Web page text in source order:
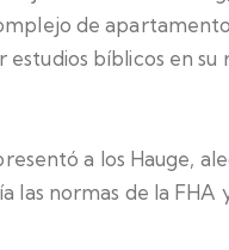
de
bíblicos en su
a los Hauge,
las normas de la FHA